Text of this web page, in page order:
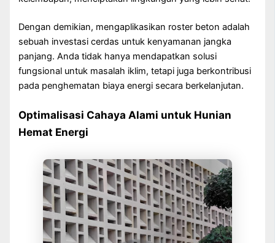
Dengan demikian, mengaplikasikan roster beton adalah
sebuah investasi cerdas untuk kenyamanan jangka
panjang. Anda tidak hanya mendapatkan solusi
fungsional untuk masalah iklim, tetapi juga berkontribusi
pada penghematan biaya energi secara berkelanjutan.
Optimalisasi Cahaya Alami untuk Hunian
Hemat Energi